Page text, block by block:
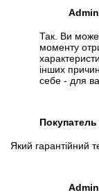
Admin
Так. Ви
моменту
інших
себе - для
Покупатель
Який гарантійний
Admin